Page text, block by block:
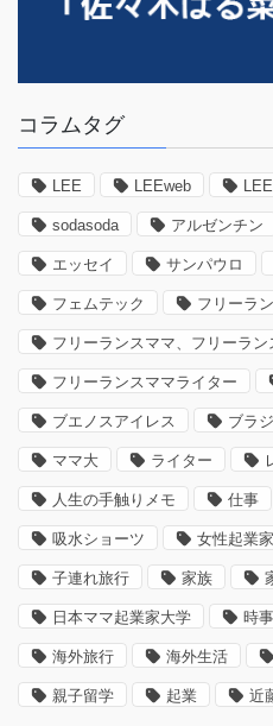
コラムタグ
LEE LEEweb
sodasoda アルゼンチン
エッセイ サンパウロ
フェムテック フリーラ
フリーランスママ、フリーラ
フリーランスママライター
ブエノスアイレス ブラ
ママ大 ライター
人生の手触りメモ 仕事
吸水ショーツ 女性起業家
子連れ旅行 家族
日本ママ起業家大学 時
海外旅行 海外生活
親子留学 起業 近